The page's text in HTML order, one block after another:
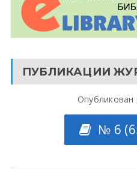
ПУБЛИКАЦИИ
№ 6